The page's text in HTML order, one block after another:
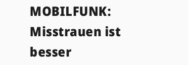
MOBILFUNK:
Misstrauen ist
besser